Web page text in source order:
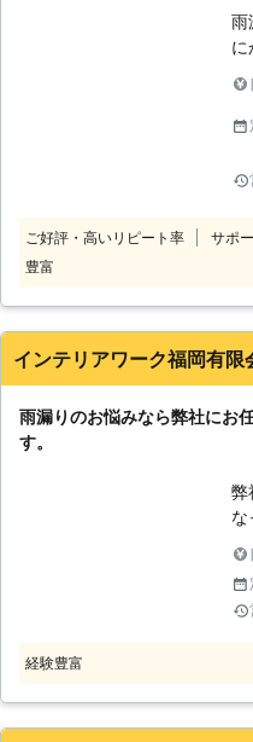
ナ
雨
に
の
ど
ご好評・高いリピート率 サポ
豊富
インテリアワーク福岡有限
雨漏りのお悩みなら弊社にお
す。
弊
な
経験豊富